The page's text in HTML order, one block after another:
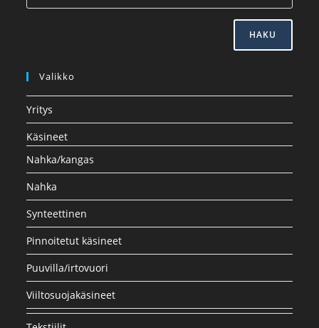
HAKU
Valikko
Yritys
Käsineet
Nahka/kangas
Nahka
Synteettinen
Pinnoitetut käsineet
Puuvilla/irtovuori
Viiltosuojakäsineet